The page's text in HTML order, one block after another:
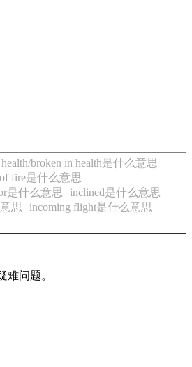
broken in health是什么意思
of fire是什么意思
是什么意思
inclined是什么意思
思
incoming flight是什么意思
问题。